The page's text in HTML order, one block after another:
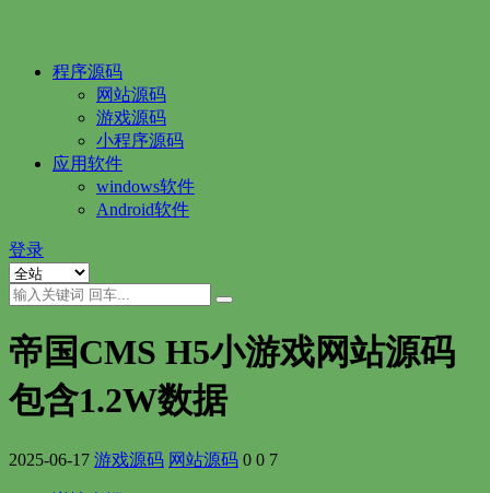
程序源码
网站源码
游戏源码
小程序源码
应用软件
windows软件
Android软件
登录
帝国CMS H5小游戏网站源码
包含1.2W数据
2025-06-17 游戏源码 网站源码 0 0 7